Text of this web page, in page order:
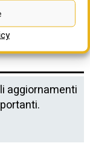
aggiornamenti